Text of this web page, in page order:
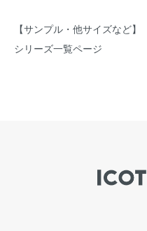
【サンプル・他サイズなど】
シリーズ一覧ページ